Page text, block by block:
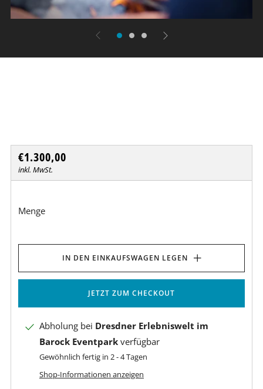
Normaler
Preis
€1.300,00
inkl. MwSt.
Menge
IN DEN EINKAUFSWAGEN LEGEN
JETZT ZUM CHECKOUT
Abholung bei Dresdner Erlebniswelt im
Barock Eventpark verfügbar
Gewöhnlich fertig in 2 - 4 Tagen
Shop-Informationen anzeigen